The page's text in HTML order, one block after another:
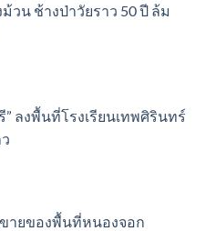
น ช้างป่าวัยราว 50 ปี ล้ม
ลงพื้นที่โรงเรียนเทพศิรินทร์
ขายของพื้นที่หนองจอก